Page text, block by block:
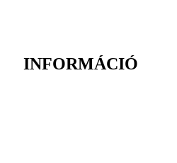
INFORMÁCIÓ